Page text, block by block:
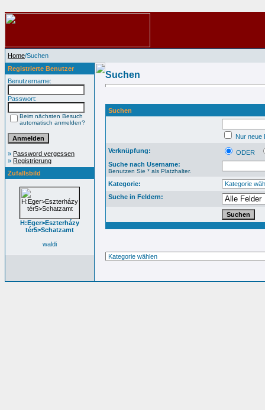
Home/Suchen
Registrierte Benutzer
Benutzername:
Passwort:
Beim nächsten Besuch
automatisch anmelden?
» Password vergessen
» Registrierung
Zufallsbild
H:Eger>Eszterházy
tér5>Schatzamt
waldi
Suchen
Suchen
Nur neue
Verknüpfung:
ODER
Suche nach Username:
Benutzen Sie * als Platzhalter.
Kategorie:
Suche in Feldern: